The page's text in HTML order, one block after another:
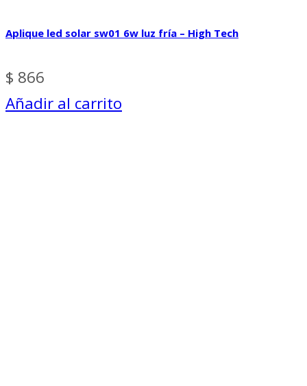
Aplique led solar sw01 6w luz fría – High Tech
$ 866
Añadir al carrito